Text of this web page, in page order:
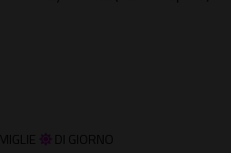
DI GIORNO